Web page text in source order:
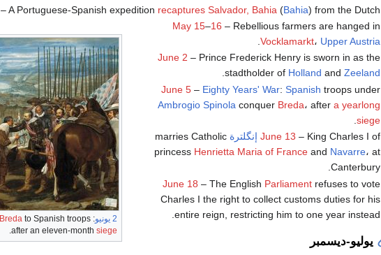
2 يونيو : The surrender of
Breda to Spanish troops
after an eleven-monthsiege
.
– A Portuguese-Spanish expedition recaptures Salvador, Bahia (Bahia) from the Dutch.
May 15–16 – Rebellious farmers are hanged in
Vocklamarkt، Upper Austria
June 2 – Prince Frederick Henry is sworn in as the
stadtholder of Holland and Zeeland
.
June 5– Eighty Years' War: Spanish troops under
Ambrogio Spinola conquer Breda، after a yearlong
siege
June 13 – King Charles I of إنگلترة marries Catholic
princess Henrietta Maria of Franceand Navarre، at
Canterbury.
June 18 – The English Parliamentrefuses to vote
Charles I the right to collect customs duties for his
entire reign, restricting him to one year instead.
يوليو-ديسمبر